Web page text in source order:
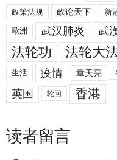
政策法规 政论天下 新
歐洲 武汉肺炎 武
法轮功 法轮大
生活 疫情 章天亮
英国 轮回 香港
读者留言